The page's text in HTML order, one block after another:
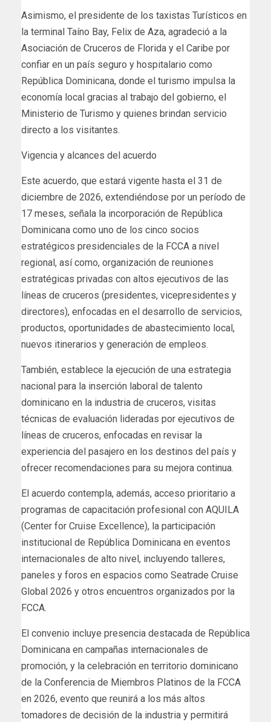
Asimismo, el presidente de los taxistas Turísticos en
la terminal Taíno Bay, Felix de Aza, agradeció a la
Asociación de Cruceros de Florida y el Caribe por
confiar en un país seguro y hospitalario como
República Dominicana, donde el turismo impulsa la
economía local gracias al trabajo del gobierno, el
Ministerio de Turismo y quienes brindan servicio
directo a los visitantes.
Vigencia y alcances del acuerdo
Este acuerdo, que estará vigente hasta el 31 de
diciembre de 2026, extendiéndose por un período de
17 meses, señala la incorporación de República
Dominicana como uno de los cinco socios
estratégicos presidenciales de la FCCA a nivel
regional, así como, organización de reuniones
estratégicas privadas con altos ejecutivos de las
líneas de cruceros (presidentes, vicepresidentes y
directores), enfocadas en el desarrollo de servicios,
productos, oportunidades de abastecimiento local,
nuevos itinerarios y generación de empleos.
También, establece la ejecución de una estrategia
nacional para la inserción laboral de talento
dominicano en la industria de cruceros, visitas
técnicas de evaluación lideradas por ejecutivos de
líneas de cruceros, enfocadas en revisar la
experiencia del pasajero en los destinos del país y
ofrecer recomendaciones para su mejora continua.
El acuerdo contempla, además, acceso prioritario a
programas de capacitación profesional con AQUILA
(Center for Cruise Excellence), la participación
institucional de República Dominicana en eventos
internacionales de alto nivel, incluyendo talleres,
paneles y foros en espacios como Seatrade Cruise
Global 2026 y otros encuentros organizados por la
FCCA.
El convenio incluye presencia destacada de República
Dominicana en campañas internacionales de
promoción, y la celebración en territorio dominicano
de la Conferencia de Miembros Platinos de la FCCA
en 2026, evento que reunirá a los más altos
tomadores de decisión de la industria y permitirá